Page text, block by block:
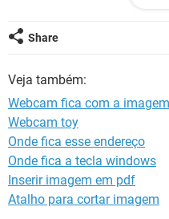
Share
Veja também:
Webcam fica com a
Webcam toy
Onde fica esse endereço
Onde fica a tecla windows
Inserir imagem em pdf
Atalho para cortar imagem